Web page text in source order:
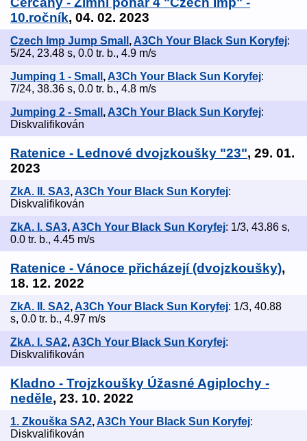
10.ročník, 04. 02. 2023
Czech Imp Jump Small , A3Ch Your Black Sun Koryfej:
5/24, 23.48 s, 0.0 tr. b., 4.9 m/s
Jumping 1 - Small ,A3Ch Your Black Sun Koryfej:
7/24, 38.36 s, 0.0 tr. b., 4.8 m/s
Jumping 2 - Small , A3Ch Your Black Sun Koryfej:
Diskvalifikován
Ratenice - Lednové dvojzkoušky "23", 29. 01.
2023
ZkA. II. SA3,A3Ch Your Black Sun Koryfej:
Diskvalifikován
ZkA. I. SA3, A3Ch Your Black Sun Koryfej: 1/3, 43.86 s,
0.0 tr. b., 4.45 m/s
Ratenice - Vánoce přicházejí (dvojzkoušky),
18. 12. 2022
ZkA. II. SA2,A3Ch Your Black Sun Koryfej: 1/3, 40.88
s, 0.0 tr. b., 4.97 m/s
ZkA. I. SA2, A3Ch Your Black Sun Koryfej:
Diskvalifikován
Kladno - Trojzkoušky Úžasné Agiplochy -
neděle, 23. 10. 2022
1. Zkouška SA2,A3Ch Your Black Sun Koryfej:
Diskvalifikován